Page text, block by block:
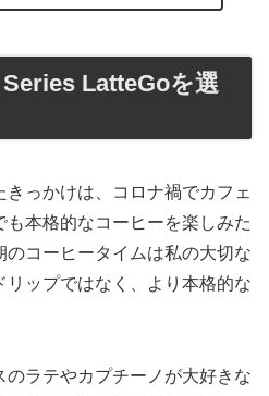
LatteGoを選
っかけは、コロナ禍でカフェ
本格的なコーヒーを楽しみた
コーヒータイムは私の大切な
リップではなく、より本格的な
ラテやカプチーノが大好きな